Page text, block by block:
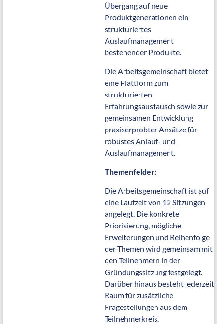
Übergang auf neue
Produktgenerationen ein
strukturiertes
Auslaufmanagement
bestehender Produkte.
Die Arbeitsgemeinschaft bietet
eine Plattform zum
strukturierten
Erfahrungsaustausch sowie zur
gemeinsamen Entwicklung
praxiserprobter Ansätze für
robustes Anlauf- und
Auslaufmanagement.
Themenfelder:
Die Arbeitsgemeinschaft ist auf
eine Laufzeit von 12 Sitzungen
angelegt. Die konkrete
Priorisierung, mögliche
Erweiterungen und Reihenfolge
der Themen wird gemeinsam mit
den Teilnehmern in der
Gründungssitzung festgelegt.
Darüber hinaus besteht jederzeit
Raum für zusätzliche
Fragestellungen aus dem
Teilnehmerkreis.